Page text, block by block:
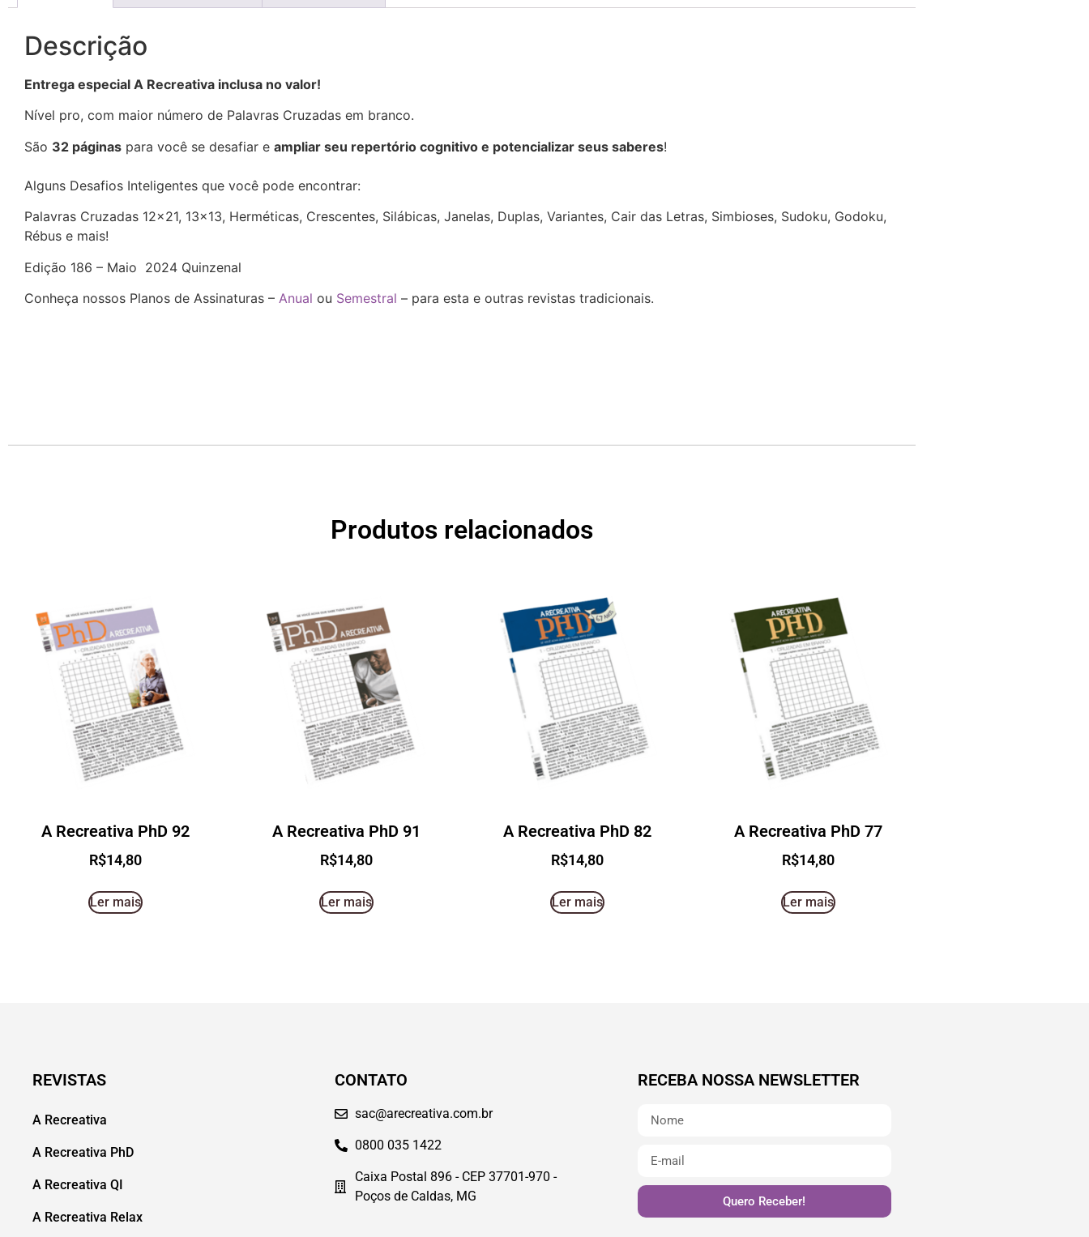
Descrição
Entrega especial A Recreativa inclusa no valor!
Nível pro, com maior número de Palavras Cruzadas em branco.
São 32 páginas para você se desafiar e ampliar seu repertório cognitivo e potencializar seus saberes!
Alguns Desafios Inteligentes que você pode encontrar:
Palavras Cruzadas 12×21, 13×13, Herméticas, Crescentes, Silábicas, Janelas, Duplas, Variantes, Cair das Letras, Simbioses, Sudoku, Godoku,
Rébus e mais!
Edição 186 – Maio 2024 Quinzenal
Conheça nossos Planos de Assinaturas – Anual ou Semestral – para esta e outras revistas tradicionais.
Produtos relacionados
A Recreativa PhD 92
R$14,80
Ler mais
A Recreativa PhD 91
R$14,80
Ler mais
A Recreativa PhD 82
R$14,80
Ler mais
A Recreativa PhD 77
R$14,80
Ler mais
REVISTAS
A Recreativa
A Recreativa PhD
A Recreativa QI
A Recreativa Relax
CONTATO
sac@arecreativa.com.br
0800 035 1422
Caixa Postal 896 - CEP 37701-970 -
Poços de Caldas, MG
RECEBA NOSSA NEWSLETTER
Quero Receber!